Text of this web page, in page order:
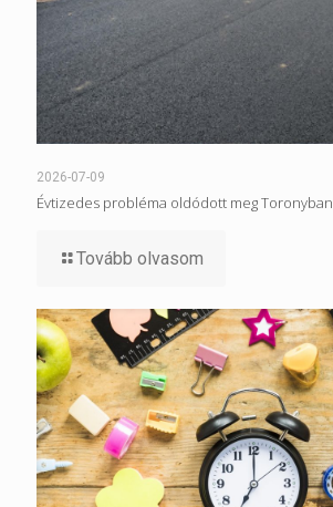
2026-07-09
Évtizedes probléma oldódott meg Toronyban
Tovább olvasom